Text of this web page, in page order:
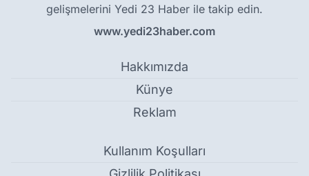
gelişmelerini Yedi 23 Haber ile takip edin.
www.yedi23haber.com
Hakkımızda
Künye
Reklam
Kullanım Koşulları